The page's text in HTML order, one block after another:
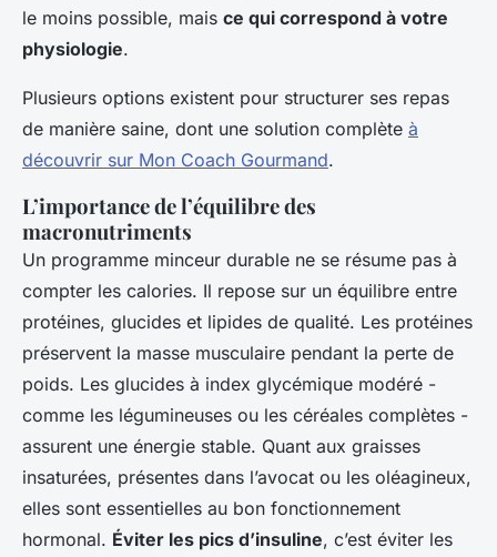
le moins possible, mais ce qui correspond à votre
physiologie.
Plusieurs options existent pour structurer ses repas
de manière saine, dont une solution complète à
découvrir sur Mon Coach Gourmand.
L’importance de l’équilibre des
macronutriments
Un programme minceur durable ne se résume pas à
compter les calories. Il repose sur un équilibre entre
protéines, glucides et lipides de qualité. Les protéines
préservent la masse musculaire pendant la perte de
poids. Les glucides à index glycémique modéré -
comme les légumineuses ou les céréales complètes -
assurent une énergie stable. Quant aux graisses
insaturées, présentes dans l’avocat ou les oléagineux,
elles sont essentielles au bon fonctionnement
hormonal. Éviter les pics d’insuline, c’est éviter les